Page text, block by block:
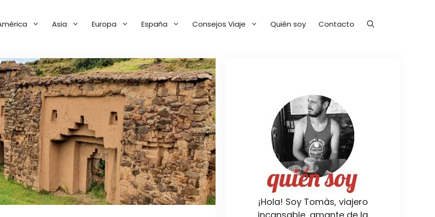
Asia Europa España Consejos Viaje Quién soy Contacto
¡Hola! Soy Tomàs, viajero